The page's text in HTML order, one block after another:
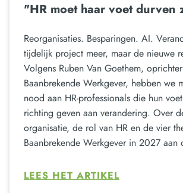
"HR moet haar voet durven
Reorganisaties. Besparingen. AI.
tijdelijk project meer, maar de nieuwe
Volgens Ruben Van Goethem,
Baanbrekende Werkgever, hebben we
nood aan HR-professionals die hun
richting geven aan verandering. Over
organisatie, de rol van HR en de vier
Baanbrekende Werkgever in 2027 aan
LEES HET ARTIKEL